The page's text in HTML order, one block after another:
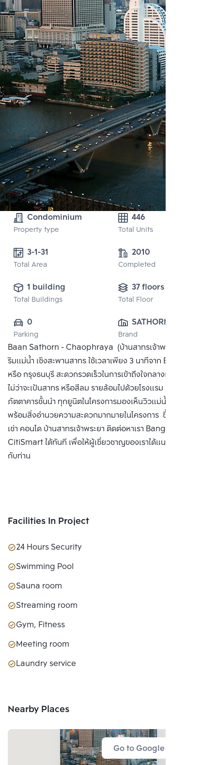
Condominium
Property type
446
Total Units
Total Area
2010
Completed
1 building
Total Buildings
37 floors
Total Floor
0
Parking
SATHORN CHAO
PRAYA ARCADIA
CO., LTD.
Brand
Baan Sathorn - Chaophraya (บ้านสาทรเจ้าพระยา) คอนโด
ริมแม่น้ำ เชิงสะพานสาทร ใช้เวลาเพียง 3 นาทีจาก BTS ตากสิน
หรือ กรุงธนบุรี สะดวกรวดเร็วในการเข้าถึงใจกลางแหล่งธุรกิจ
ไม่ว่าจะเป้นสาทร หรือสีลม รายล้อมไปด้วยโรงแรม 5 ดาว และ
ภัตตาคารชั้นนำ ทุกยูนิตในโครงการมองเห็นวิวแม่น้ำ ทั้ง 2 ฝั่งน้ำ
พร้อมสิ่งอำนวยความสะดวกมากมายในโครงการ ซื้อ ขาย หรือ
เช่า คอนโด บ้านสาทรเจ้าพระยา ติดต่อหาเรา Bangkok
CitiSmart ได้ทันที เพื่อให้ผู้เชี่ยวชาญของเราได้แนะนำคอนโดให้
กับท่าน
Facilities In Project
24 Hours Security
Swimming Pool
Sauna room
Streaming room
Gym, Fitness
Meeting room
Laundry service
Nearby Places
Go to Google Map